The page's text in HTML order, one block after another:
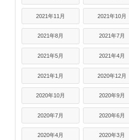
2021年11月 2021年10月
2021年8月 2021年7月
2021年5月 2021年4月
2021年1月 2020年12月
2020年10月 2020年9月
2020年7月 2020年6月
2020年4月 2020年3月